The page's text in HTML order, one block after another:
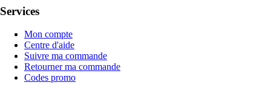
Services
Mon compte
Centre d'aide
Suivre ma commande
Retourner ma commande
Codes promo